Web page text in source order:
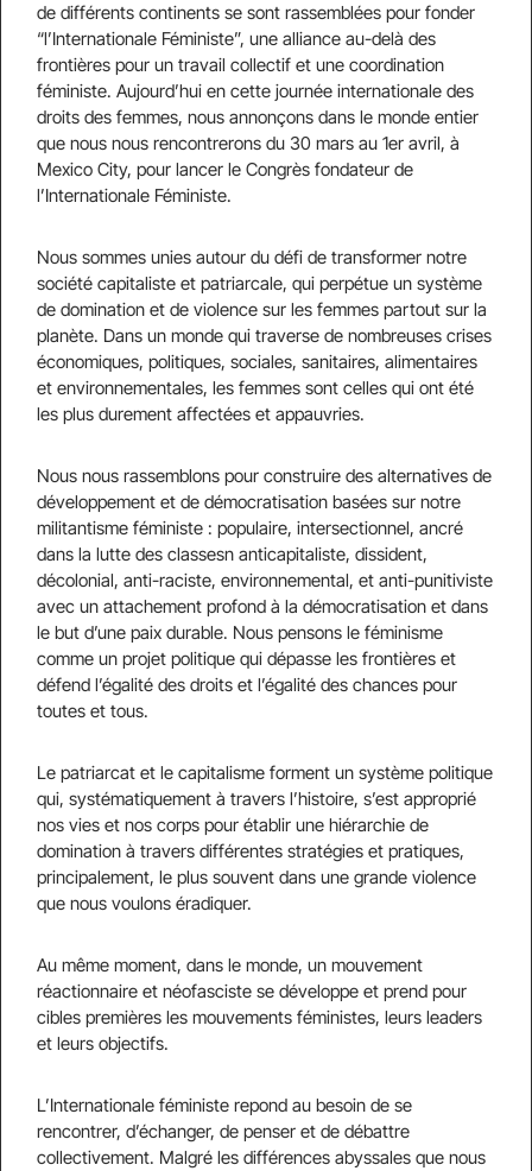
de différents continents se sont rassemblées pour fonder
“l’Internationale Féministe”, une alliance au-delà des
frontières pour un travail collectif et une coordination
féministe. Aujourd’hui en cette journée internationale des
droits des femmes, nous annonçons dans le monde entier
que nous nous rencontrerons du 30 mars au 1er avril, à
Mexico City, pour lancer le Congrès fondateur de
l’Internationale Féministe.
Nous sommes unies autour du défi de transformer notre
société capitaliste et patriarcale, qui perpétue un système
de domination et de violence sur les femmes partout sur la
planète. Dans un monde qui traverse de nombreuses crises
économiques, politiques, sociales, sanitaires, alimentaires
et environnementales, les femmes sont celles qui ont été
les plus durement affectées et appauvries.
Nous nous rassemblons pour construire des alternatives de
développement et de démocratisation basées sur notre
militantisme féministe : populaire, intersectionnel, ancré
dans la lutte des classesn anticapitaliste, dissident,
décolonial, anti-raciste, environnemental, et anti-punitiviste
avec un attachement profond à la démocratisation et dans
le but d’une paix durable. Nous pensons le féminisme
comme un projet politique qui dépasse les frontières et
défend l’égalité des droits et l’égalité des chances pour
toutes et tous.
Le patriarcat et le capitalisme forment un système politique
qui, systématiquement à travers l’histoire, s’est approprié
nos vies et nos corps pour établir une hiérarchie de
domination à travers différentes stratégies et pratiques,
principalement, le plus souvent dans une grande violence
que nous voulons éradiquer.
Au même moment, dans le monde, un mouvement
réactionnaire et néofasciste se développe et prend pour
cibles premières les mouvements féministes, leurs leaders
et leurs objectifs.
L’Internationale féministe repond au besoin de se
rencontrer, d’échanger, de penser et de débattre
collectivement. Malgré les différences abyssales que nous